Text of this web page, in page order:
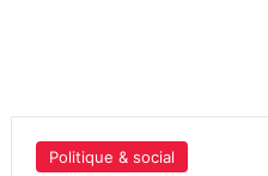
Politique & social